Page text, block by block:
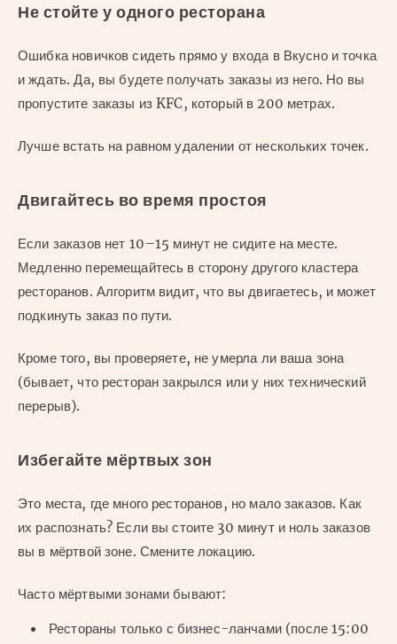
Не стойте у одного ресторана
Ошибка новичков сидеть прямо у входа в Вкусно и точка
и ждать. Да, вы будете получать заказы из него. Но вы
пропустите заказы из KFC, который в 200 метрах.
Лучше встать на равном удалении от нескольких точек.
Двигайтесь во время простоя
Если заказов нет 10–15 минут не сидите на месте.
Медленно перемещайтесь в сторону другого кластера
ресторанов. Алгоритм видит, что вы двигаетесь, и может
подкинуть заказ по пути.
Кроме того, вы проверяете, не умерла ли ваша зона
(бывает, что ресторан закрылся или у них технический
перерыв).
Избегайте мёртвых зон
Это места, где много ресторанов, но мало заказов. Как
их распознать? Если вы стоите 30 минут и ноль заказов
вы в мёртвой зоне. Смените локацию.
Часто мёртвыми зонами бывают:
Рестораны только с бизнес-ланчами (после 15:00